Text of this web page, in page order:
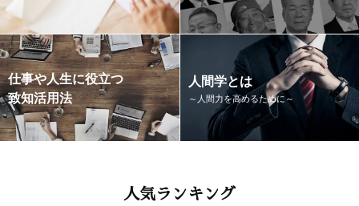
仕事や人生に役立つ
致知活用法
人間学とは
～人間力を高めるために～
人気ランキング